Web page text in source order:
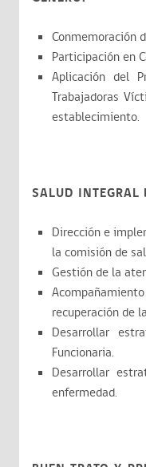
Conmemoración
Participación en
Aplicación del
Trabajadoras
establecimiento.
SALUD
Dirección e
la comisión de
Gestión de la
recuperación de
Desarrollar
Funcionaria.
Desarrollar
enfermedad.